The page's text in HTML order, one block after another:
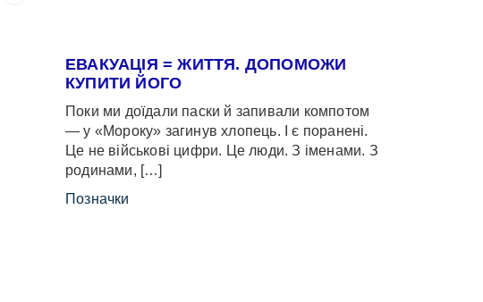
ЕВАКУАЦІЯ = ЖИТТЯ. ДОПОМОЖИ
КУПИТИ ЙОГО
Поки ми доїдали паски й запивали компотом
— у «Мороку» загинув хлопець. І є поранені.
Це не військові цифри. Це люди. З іменами. З
родинами, […]
Позначки